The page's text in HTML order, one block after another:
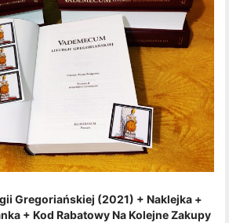
Gregoriańskiej (2021) + Naklejka +
+ Kod Rabatowy Na Kolejne Zakupy